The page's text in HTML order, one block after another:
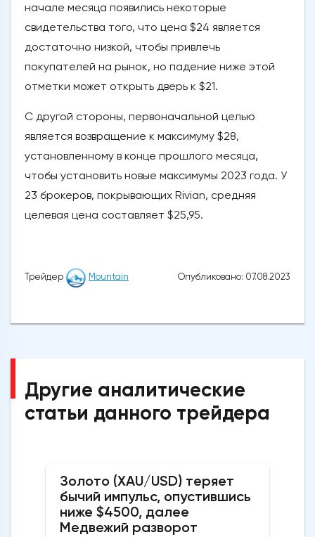
начале месяца появились некоторые
свидетельства того, что цена $24 является
достаточно низкой, чтобы привлечь
покупателей на рынок, но падение ниже этой
отметки может открыть дверь к $21.
С другой стороны, первоначальной целью
является возвращение к максимуму $28,
установленному в конце прошлого месяца,
чтобы установить новые максимумы 2023 года. У
23 брокеров, покрывающих Rivian, средняя
целевая цена составляет $25,95.
Трейдер Mountain Опубликовано: 07.08.2023
Другие аналитические
статьи данного трейдера
Золото (XAU/USD) теряет
бычий импульс, опустившись
ниже $4500, далее
Медвежий разворот